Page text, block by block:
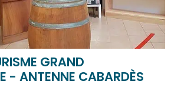
GRAND
- ANTENNE CABARDÈS